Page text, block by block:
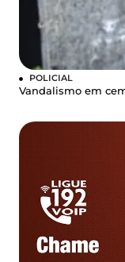
POLICIAL
Vandalismo em